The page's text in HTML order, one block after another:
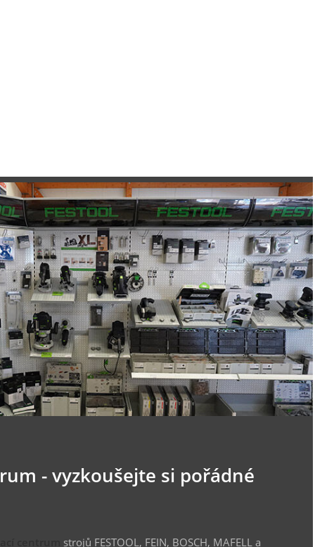
- vyzkoušejte si pořádné
strojů FESTOOL, FEIN, BOSCH, MAFELL a